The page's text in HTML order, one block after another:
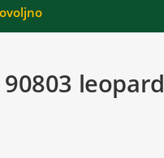
leopard